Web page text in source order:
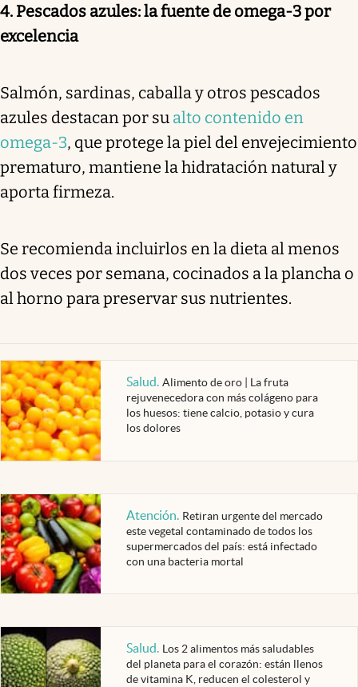
4. Pescados azules: la fuente de omega-3 por
excelencia
Salmón, sardinas, caballa y otros pescados
azules destacan por su alto contenido en
omega-3, que protege la piel del envejecimiento
prematuro, mantiene la hidratación natural y
aporta firmeza.
Se recomienda incluirlos en la dieta al menos
dos veces por semana, cocinados a la plancha o
al horno para preservar sus nutrientes.
Salud. Alimento de oro | La fruta
rejuvenecedora con más colágeno para
los huesos: tiene calcio, potasio y cura
los dolores
Atención. Retiran urgente del mercado
este vegetal contaminado de todos los
supermercados del país: está infectado
con una bacteria mortal
Salud. Los 2 alimentos más saludables
del planeta para el corazón: están llenos
de vitamina K, reducen el colesterol y